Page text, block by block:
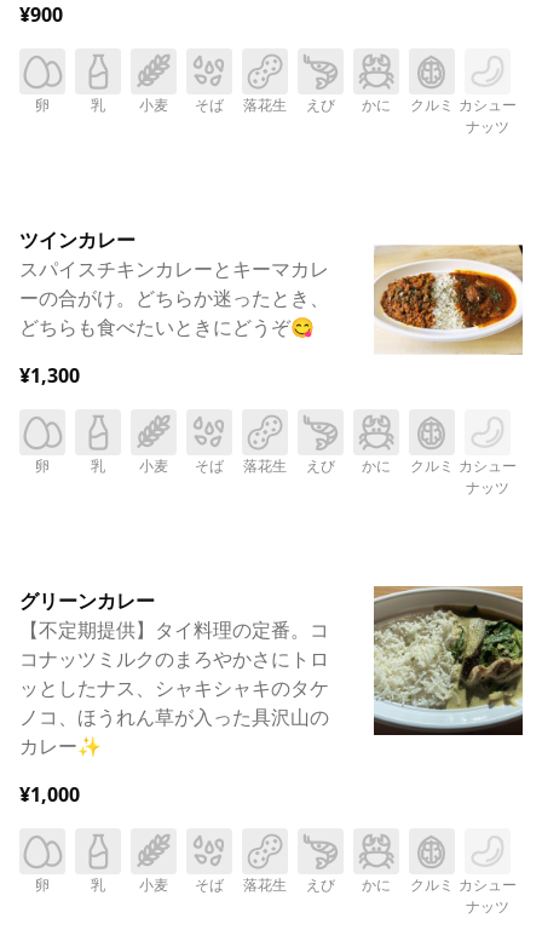
¥900
卵 乳 小麦 そば 落花生 えび かに クルミ カシュー
ナッツ
ツインカレー
スパイスチキンカレーとキーマカレ
ーの合がけ。どちらか迷ったとき、
どちらも食べたいときにどうぞ😋
¥1,300
卵 乳 小麦 そば 落花生 えび かに クルミ カシュー
ナッツ
グリーンカレー
【不定期提供】タイ料理の定番。コ
コナッツミルクのまろやかさにトロ
ッとしたナス、シャキシャキのタケ
ノコ、ほうれん草が入った具沢山の
カレー✨
¥1,000
卵 乳 小麦 そば 落花生 えび かに クルミ カシュー
ナッツ